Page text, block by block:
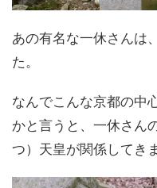
あの有名な一休さんは
た。
なんでこんな京都の中
かと言うと、一休さん
つ）天皇が関係してき